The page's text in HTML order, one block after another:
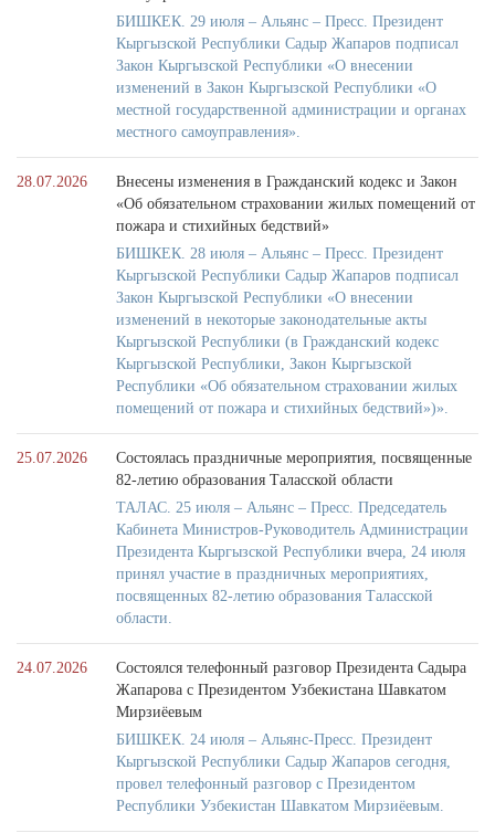
БИШКЕК. 29 июля – Альянс – Пресс. Президент
Кыргызской Республики Садыр Жапаров подписал
Закон Кыргызской Республики «О внесении
изменений в Закон Кыргызской Республики «О
местной государственной администрации и органах
местного самоуправления».
28.07.2026
Внесены изменения в Гражданский кодекс и Закон
«Об обязательном страховании жилых помещений от
пожара и стихийных бедствий»
БИШКЕК. 28 июля – Альянс – Пресс. Президент
Кыргызской Республики Садыр Жапаров подписал
Закон Кыргызской Республики «О внесении
изменений в некоторые законодательные акты
Кыргызской Республики (в Гражданский кодекс
Кыргызской Республики, Закон Кыргызской
Республики «Об обязательном страховании жилых
помещений от пожара и стихийных бедствий»)».
25.07.2026
Состоялась праздничные мероприятия, посвященные
82-летию образования Таласской области
ТАЛАС. 25 июля – Альянс – Пресс. Председатель
Кабинета Министров-Руководитель Администрации
Президента Кыргызской Республики вчера, 24 июля
принял участие в праздничных мероприятиях,
посвященных 82-летию образования Таласской
области.
24.07.2026
Состоялся телефонный разговор Президента Садыра
Жапарова с Президентом Узбекистана Шавкатом
Мирзиёевым
БИШКЕК. 24 июля – Альянс-Пресс. Президент
Кыргызской Республики Садыр Жапаров сегодня,
провел телефонный разговор с Президентом
Республики Узбекистан Шавкатом Мирзиёевым.